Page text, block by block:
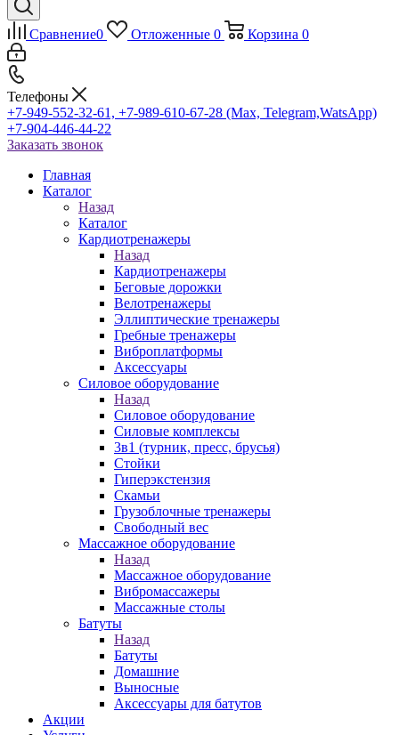
Сравнение0 Отложенные 0 Корзина 0
Телефоны
+7-949-552-32-61, +7-989-610-67-28 (Max, Telegram,WatsApp)
+7-904-446-44-22
Заказать звонок
Главная
Каталог
Назад
Каталог
Кардиотренажеры
Назад
Кардиотренажеры
Беговые дорожки
Велотренажеры
Эллиптические тренажеры
Гребные тренажеры
Виброплатформы
Аксессуары
Силовое оборудование
Назад
Силовое оборудование
Силовые комплексы
3в1 (турник, пресс, брусья)
Стойки
Гиперэкстензия
Скамьи
Грузоблочные тренажеры
Свободный вес
Массажное оборудование
Назад
Массажное оборудование
Вибромассажеры
Массажные столы
Батуты
Назад
Батуты
Домашние
Выносные
Аксессуары для батутов
Акции